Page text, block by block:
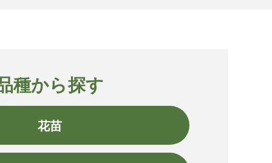
種から探す
花苗